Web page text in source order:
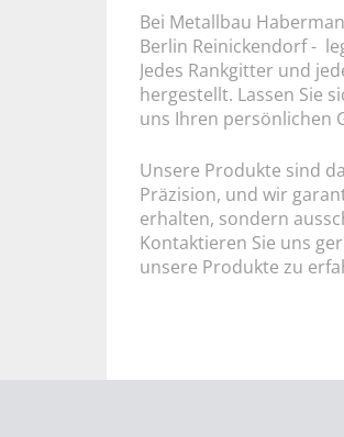
Bei Metallbau
Berlin Reinickendorf -
Jedes Rankgitter und
hergestellt. Lassen Sie
uns Ihren persönlichen
Unsere Produkte sind
Präzision, und wir
erhalten, sondern
Kontaktieren Sie uns
unsere Produkte zu